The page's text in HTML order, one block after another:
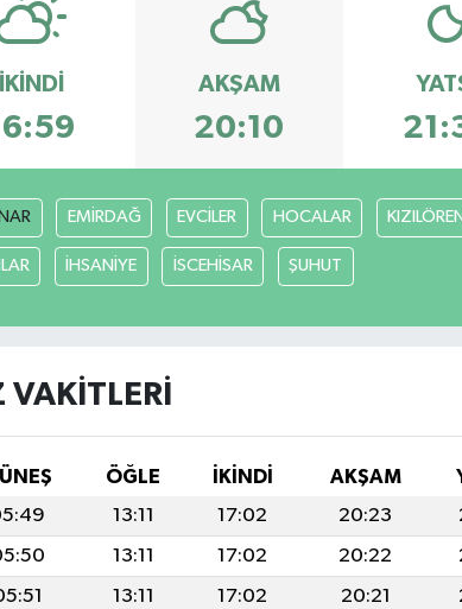
İKINDI AKŞAM
20:10
EMİRDAĞ EVCİLER HOCALAR KIZILÖREN
İHSANİYE İSCEHİSAR ŞUHUT
ÖĞLE İKINDI AKŞAM
13:11 17:02 20:23
13:11 17:02 20:22
13:11 17:02 20:21